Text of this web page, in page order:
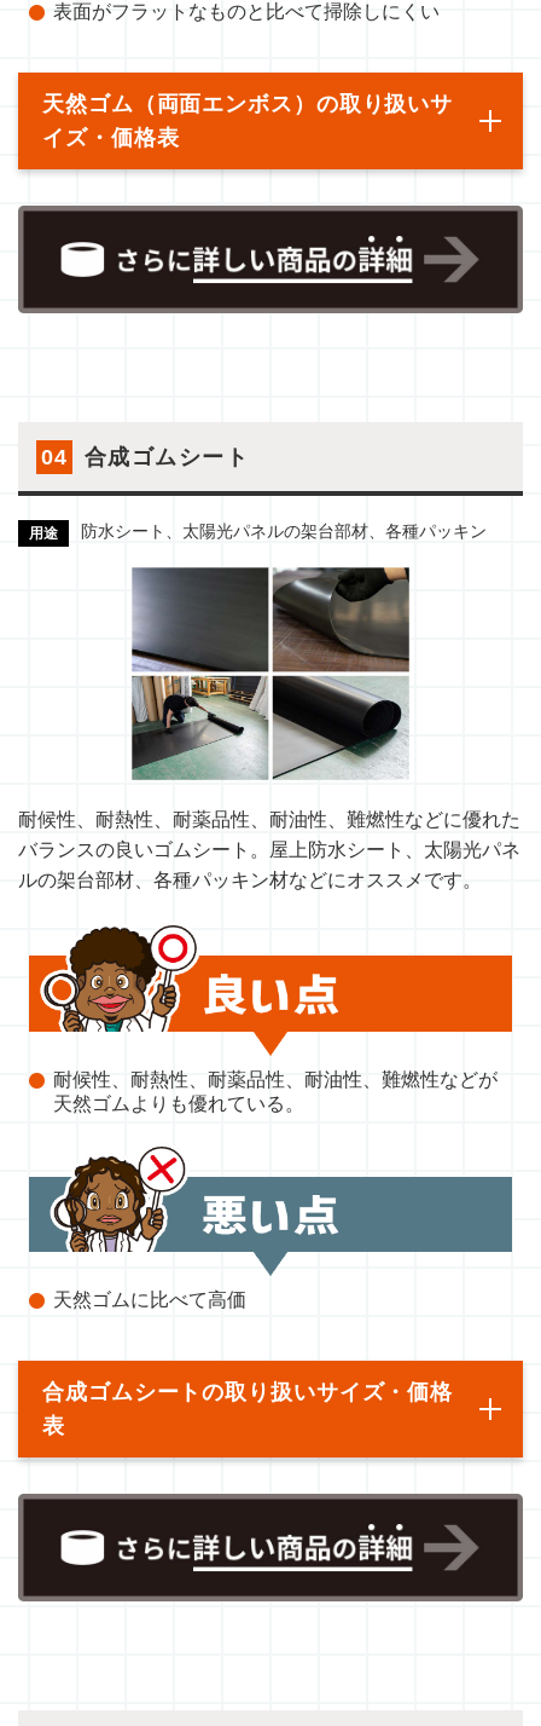
表面がフラットなものと比べて掃除しにくい
天然ゴム（両面エンボス）の取り扱いサ
イズ・価格表
04 合成ゴムシート
用途 防水シート、太陽光パネルの架台部材、各種パッキン
耐候性、耐熱性、耐薬品性、耐油性、難燃性などに優れた
バランスの良いゴムシート。屋上防水シート、太陽光パネ
ルの架台部材、各種パッキン材などにオススメです。
耐候性、耐熱性、耐薬品性、耐油性、難燃性などが
天然ゴムよりも優れている。
天然ゴムに比べて高価
合成ゴムシートの取り扱いサイズ・価格
表